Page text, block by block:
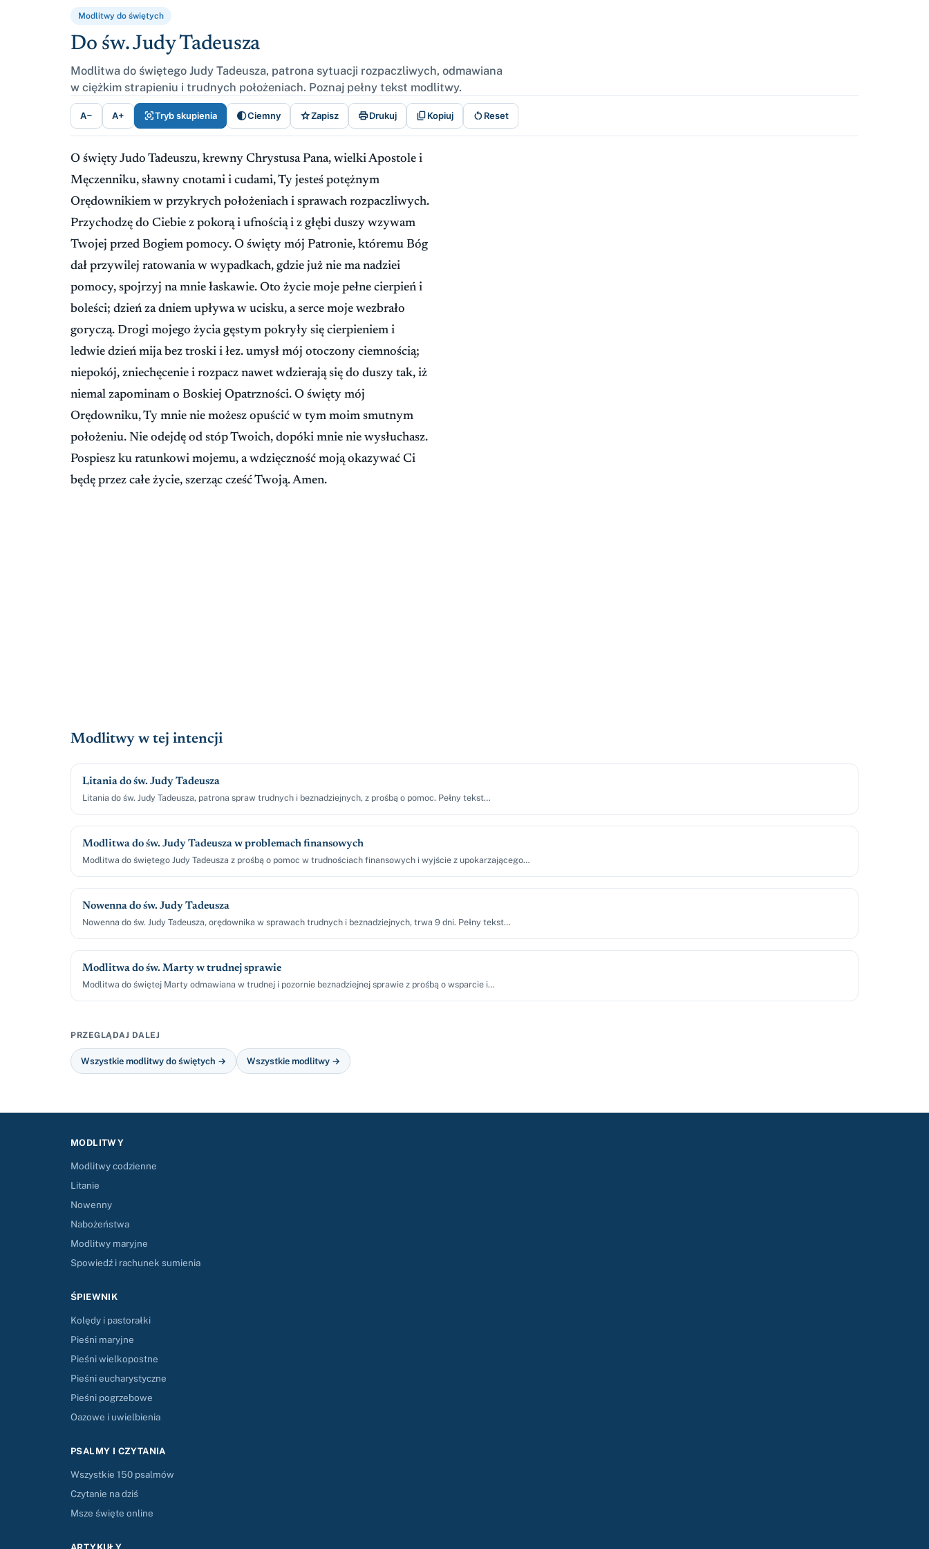
Modlitwy do świętych
Do św. Judy Tadeusza
Modlitwa do świętego Judy Tadeusza, patrona sytuacji rozpaczliwych, odmawiana
w ciężkim strapieniu i trudnych położeniach. Poznaj pełny tekst modlitwy.
A− A+ Tryb skupienia Ciemny Zapisz Drukuj Kopiuj Reset
O święty Judo Tadeuszu, krewny Chrystusa Pana, wielki Apostole i
Męczenniku, sławny cnotami i cudami, Ty jesteś potężnym
Orędownikiem w przykrych położeniach i sprawach rozpaczliwych.
Przychodzę do Ciebie z pokorą i ufnością i z głębi duszy wzywam
Twojej przed Bogiem pomocy. O święty mój Patronie, któremu Bóg
dał przywilej ratowania w wypadkach, gdzie już nie ma nadziei
pomocy, spojrzyj na mnie łaskawie. Oto życie moje pełne cierpień i
boleści; dzień za dniem upływa w ucisku, a serce moje wezbrało
goryczą. Drogi mojego życia gęstym pokryły się cierpieniem i
ledwie dzień mija bez troski i łez. umysł mój otoczony ciemnością;
niepokój, zniechęcenie i rozpacz nawet wdzierają się do duszy tak, iż
niemal zapominam o Boskiej Opatrzności. O święty mój
Orędowniku, Ty mnie nie możesz opuścić w tym moim smutnym
położeniu. Nie odejdę od stóp Twoich, dopóki mnie nie wysłuchasz.
Pospiesz ku ratunkowi mojemu, a wdzięczność moją okazywać Ci
będę przez całe życie, szerząc cześć Twoją. Amen.
Modlitwy w tej intencji
Litania do św. Judy Tadeusza
Litania do św. Judy Tadeusza, patrona spraw trudnych i beznadziejnych, z prośbą o pomoc. Pełny tekst…
Modlitwa do św. Judy Tadeusza w problemach finansowych
Modlitwa do świętego Judy Tadeusza z prośbą o pomoc w trudnościach finansowych i wyjście z upokarzającego…
Nowenna do św. Judy Tadeusza
Nowenna do św. Judy Tadeusza, orędownika w sprawach trudnych i beznadziejnych, trwa 9 dni. Pełny tekst…
Modlitwa do św. Marty w trudnej sprawie
Modlitwa do świętej Marty odmawiana w trudnej i pozornie beznadziejnej sprawie z prośbą o wsparcie i…
PRZEGLĄDAJ DALEJ
Wszystkie modlitwy do świętych → Wszystkie modlitwy →
MODLITWY
Modlitwy codzienne
Litanie
Nowenny
Nabożeństwa
Modlitwy maryjne
Spowiedź i rachunek sumienia
ŚPIEWNIK
Kolędy i pastorałki
Pieśni maryjne
Pieśni wielkopostne
Pieśni eucharystyczne
Pieśni pogrzebowe
Oazowe i uwielbienia
PSALMY I CZYTANIA
Wszystkie 150 psalmów
Czytanie na dziś
Msze święte online